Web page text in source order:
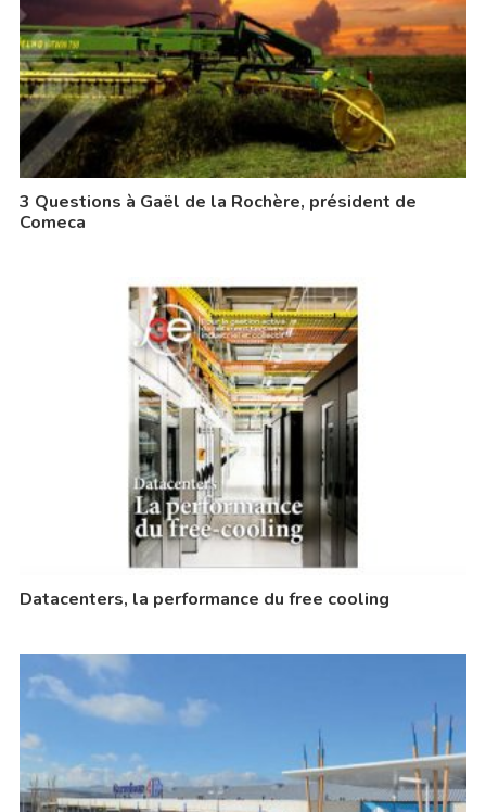
3 Questions à Gaël de la Rochère, président de
Comeca
Datacenters, la performance du free cooling